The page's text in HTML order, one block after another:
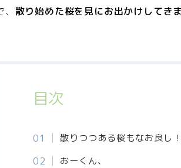
、 散り始めた桜を見にお出かけしてき
目次
散りつつある桜もなお良し！
おーくん、